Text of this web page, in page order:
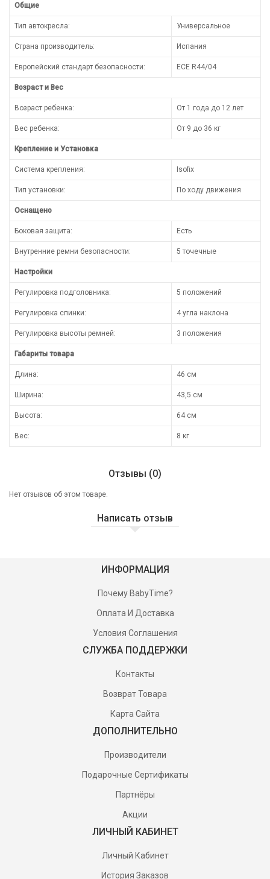
Общие
Тип автокресла: Универсальное
Страна производитель: Испания
Европейский стандарт безопасности: ECE R44/04
Возраст и Вес
Возраст ребенка: От 1 года до 12 лет
Вес ребенка: От 9 до 36 кг
Крепление и Установка
Система крепления: Isofix
Тип установки: По ходу движения
Оснащено
Боковая защита: Есть
Внутренние ремни безопасности: 5 точечные
Настройки
Регулировка подголовника: 5 положений
Регулировка спинки: 4 угла наклона
Регулировка высоты ремней: 3 положения
Габариты товара
Длина: 46 см
Ширина: 43,5 см
Высота: 64 см
Вес: 8 кг
Отзывы (0)
Нет отзывов об этом товаре.
Написать отзыв
ИНФОРМАЦИЯ
Почему BabyTime?
Оплата И Доставка
Условия Соглашения
СЛУЖБА ПОДДЕРЖКИ
Контакты
Возврат Товара
Карта Сайта
ДОПОЛНИТЕЛЬНО
Производители
Подарочные Сертификаты
Партнёры
Акции
ЛИЧНЫЙ КАБИНЕТ
Личный Кабинет
История Заказов